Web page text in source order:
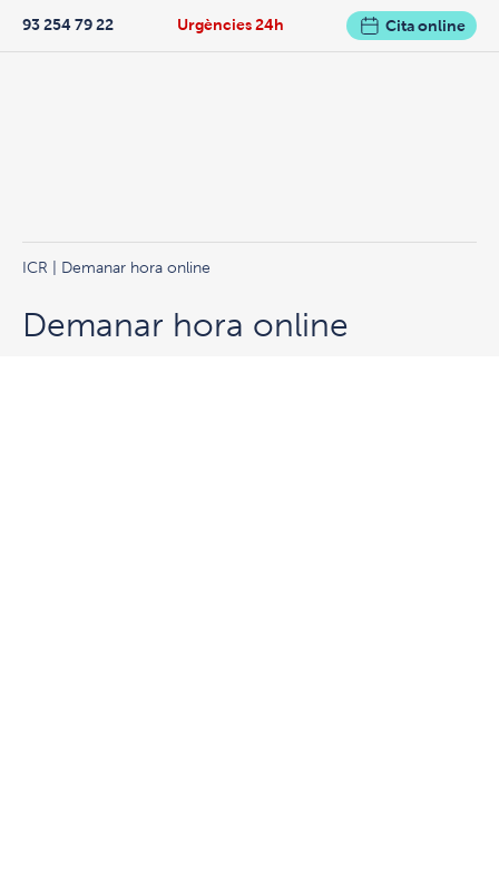
Urgències 24h
93 254 79 22 Cita online
ICR | Demanar hora online
Demanar hora online